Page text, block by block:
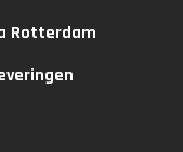
Rotterdam